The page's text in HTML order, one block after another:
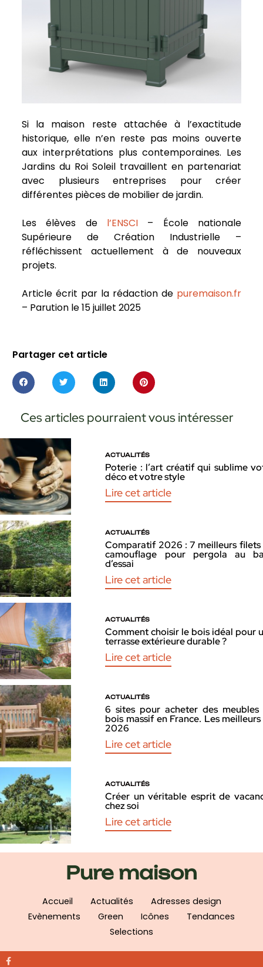
Si la maison reste attachée à l’exactitude
historique, elle n’en reste pas moins ouverte
aux interprétations plus contemporaines. Les
Jardins du Roi Soleil travaillent en partenariat
avec plusieurs entreprises pour créer
différentes pièces de mobilier de jardin.
Les élèves de l’ENSCI – École nationale
Supérieure de Création Industrielle –
réfléchissent actuellement à de nouveaux
projets.
Article écrit par la rédaction de puremaison.fr
– Parution le 15 juillet 2025
Partager cet article
Ces articles pourraient vous intéresser
ACTUALITÉS
Poterie : l’art créatif qui sublime
déco et votre style
Lire cet article
ACTUALITÉS
Comparatif 2026 : 7 meilleurs filets
camouflage pour pergola au
d’essai
Lire cet article
ACTUALITÉS
Comment choisir le bois idéal pour
terrasse extérieure durable ?
Lire cet article
ACTUALITÉS
6 sites pour acheter des meubles
bois massif en France. Les
2026
Lire cet article
ACTUALITÉS
Créer un véritable esprit de
chez soi
Lire cet article
Pure maison
Accueil Actualités
Adresses design
Evènements
Green Icônes
Tendances
Selections